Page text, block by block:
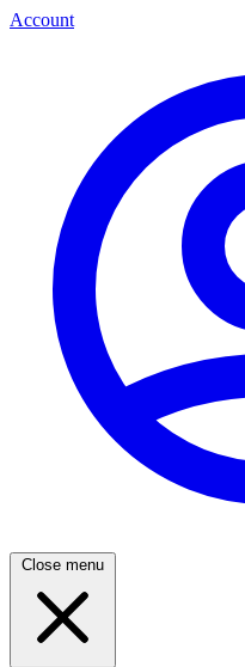
Account
Close menu